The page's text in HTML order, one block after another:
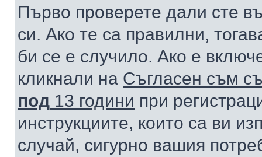
Първо проверете дали сте
си. Ако те са правилни,
би се е случило. Ако е
кликнали на Съгласен съм
под 13 години при
инструкциите, които са ви
случай, сигурно вашия